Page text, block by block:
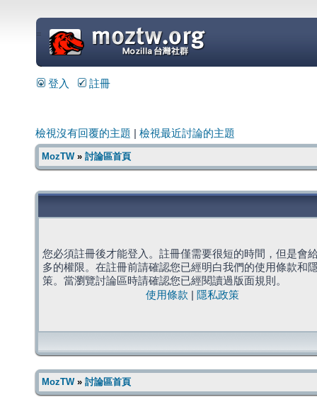
=
登入 註冊
檢視沒有回覆的主題 檢視最近討論的主題
MozTW» 討論區首頁
您必須註冊後才能登入。註冊僅需要很短的時間，但是會
多的權限。在註冊前請確認您已經明白我們的使用條款和
策。當瀏覽討論區時請確認您已經閱讀過版面規則。
使用條款
隱私政策
MozTW» 討論區首頁